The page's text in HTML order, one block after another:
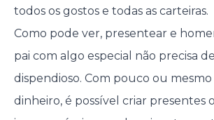
todos os gostos e todas as carteiras.
Como pode ver, presentear e
pai com algo especial não precisa
dispendioso. Com pouco ou
dinheiro, é possível criar presentes